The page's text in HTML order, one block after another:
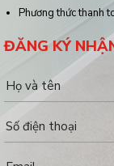
Phương thức thanh
ĐĂNG KÝ